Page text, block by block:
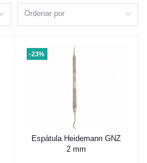
Ordenar por
-23%
Añadir al carrito
Espátula Heidemann GNZ
2 mm